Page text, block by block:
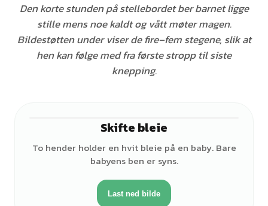
Den korte stunden på stellebordet ber barnet ligge
stille mens noe kaldt og vått møter magen.
Bildestøtten under viser de fire–fem stegene, slik at
hen kan følge med fra første stropp til siste
knepping.
Skifte bleie
To hender holder en hvit bleie på en baby. Bare
babyens ben er syns.
Last ned bilde